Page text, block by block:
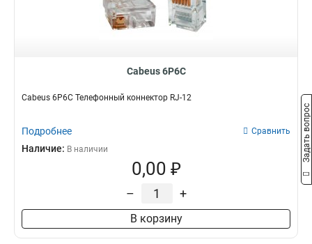
Cabeus 6P6C
Cabeus 6P6C Телефонный коннектор RJ-12
Подробнее Сравнить
Наличие: В наличии
0,00 ₽
– +
В корзину
Задать вопрос